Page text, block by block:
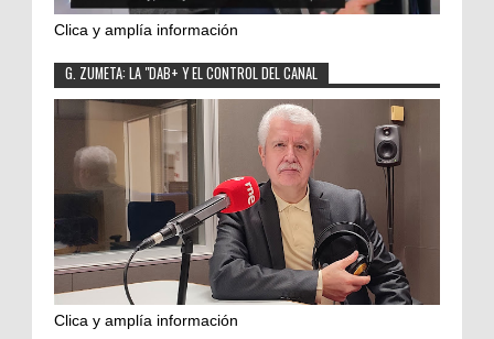
Clica y amplía información
G. ZUMETA: LA "DAB+ Y EL CONTROL DEL CANAL
Clica y amplía información